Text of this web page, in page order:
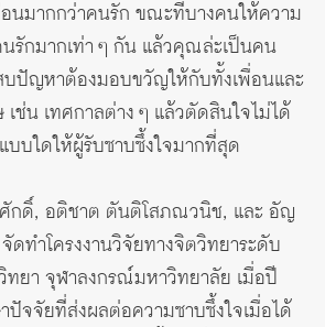
นมากกว่าคนรัก ขณะที่บางคนให้ความ
รักมากเท่า ๆ กัน แล้วคุณล่ะเป็นคน
บปัญหาต้องมอบขวัญให้กับทั้งเพื่อนและ
เช่น เทศกาลต่าง ๆ แล้วตัดสินใจไม่ได้
บบใดให้ผู้รับซาบซึ้งใจมากที่สุด
กดิ์, อติชาต ตันติโสภณวนิช, และ อัญ
ทำโครงงานวิจัยทางจิตวิทยาระดับ
ยา จุฬาลงกรณ์มหาวิทยาลัย เมื่อปี
จจัยที่ส่งผลต่อความซาบซึ้งใจเมื่อได้